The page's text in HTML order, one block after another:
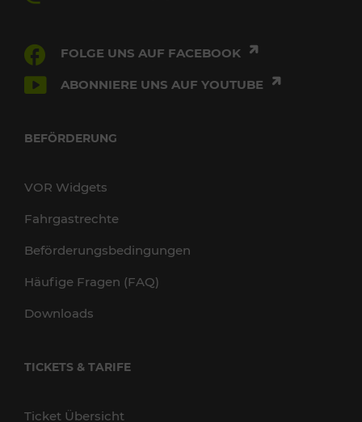
FOLGE UNS AUF FACEBOOK
ABONNIERE UNS AUF YOUTUBE
BEFÖRDERUNG
VOR Widgets
Fahrgastrechte
Beförderungsbedingungen
Häufige Fragen (FAQ)
Downloads
TICKETS & TARIFE
Ticket Übersicht